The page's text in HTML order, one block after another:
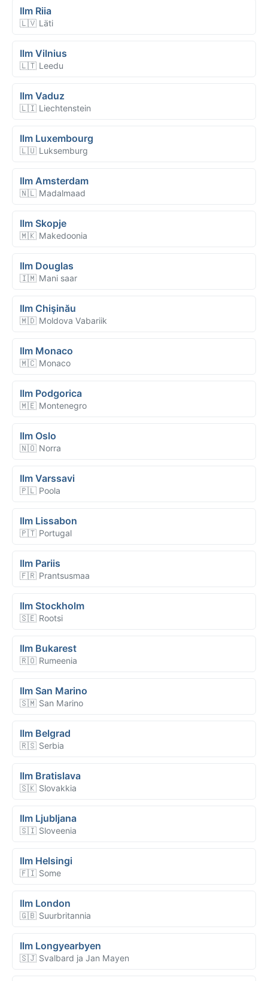
Ilm Riia
🇱🇻 Läti
Ilm Vilnius
🇱🇹 Leedu
Ilm Vaduz
🇱🇮 Liechtenstein
Ilm Luxembourg
🇱🇺 Luksemburg
Ilm Amsterdam
🇳🇱 Madalmaad
Ilm Skopje
🇲🇰 Makedoonia
Ilm Douglas
🇮🇲 Mani saar
Ilm Chişinău
🇲🇩 Moldova Vabariik
Ilm Monaco
🇲🇨 Monaco
Ilm Podgorica
🇲🇪 Montenegro
Ilm Oslo
🇳🇴 Norra
Ilm Varssavi
🇵🇱 Poola
Ilm Lissabon
🇵🇹 Portugal
Ilm Pariis
🇫🇷 Prantsusmaa
Ilm Stockholm
🇸🇪 Rootsi
Ilm Bukarest
🇷🇴 Rumeenia
Ilm San Marino
🇸🇲 San Marino
Ilm Belgrad
🇷🇸 Serbia
Ilm Bratislava
🇸🇰 Slovakkia
Ilm Ljubljana
🇸🇮 Sloveenia
Ilm Helsingi
🇫🇮 Some
Ilm London
🇬🇧 Suurbritannia
Ilm Longyearbyen
🇸🇯 Svalbard ja Jan Mayen